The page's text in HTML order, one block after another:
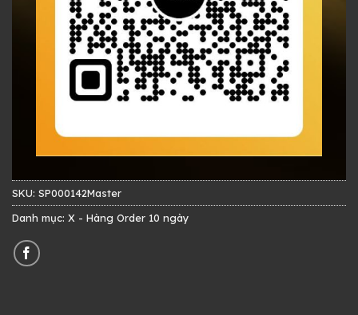
SKU: SP000142Master
Danh mục: X - Hàng Order 10 ngày